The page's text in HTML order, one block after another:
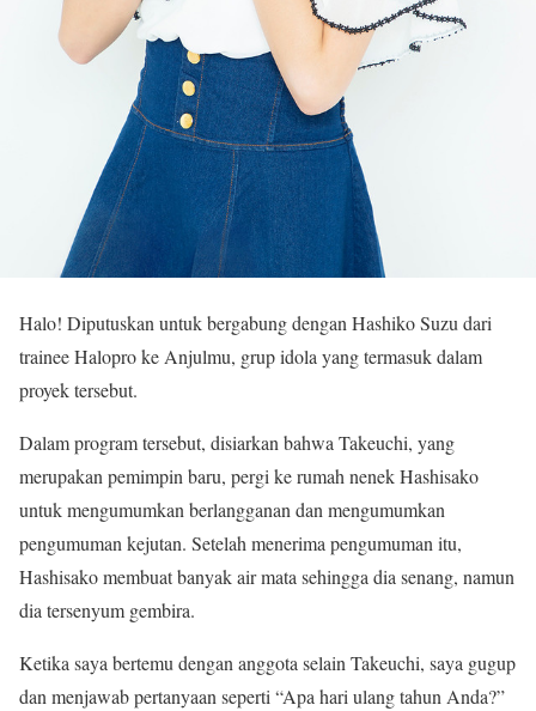
Halo! Diputuskan untuk bergabung dengan Hashiko Suzu dari
trainee Halopro ke Anjulmu, grup idola yang termasuk dalam
proyek tersebut.
Dalam program tersebut, disiarkan bahwa Takeuchi, yang
merupakan pemimpin baru, pergi ke rumah nenek Hashisako
untuk mengumumkan berlangganan dan mengumumkan
pengumuman kejutan. Setelah menerima pengumuman itu,
Hashisako membuat banyak air mata sehingga dia senang, namun
dia tersenyum gembira.
Ketika saya bertemu dengan anggota selain Takeuchi, saya gugup
dan menjawab pertanyaan seperti “Apa hari ulang tahun Anda?”